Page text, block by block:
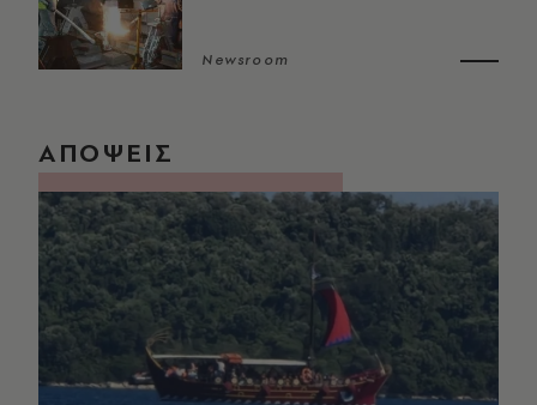
Newsroom
ΑΠΟΨΕΙΣ